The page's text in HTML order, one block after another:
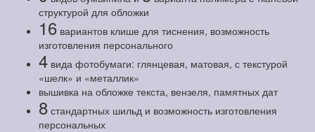
структурой для обложки
16 вариантов клише для тиснения, возможность
изготовления персонального
4 вида фотобумаги: глянцевая, матовая, с текстурой
«шелк» и «металлик»
вышивка на обложке текста, вензеля, памятных дат
8 стандартных шильд и возможность изготовления
персональных